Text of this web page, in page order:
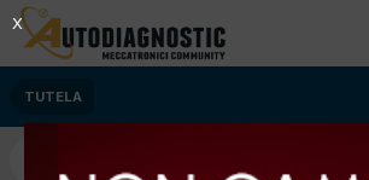
TUTELA
X